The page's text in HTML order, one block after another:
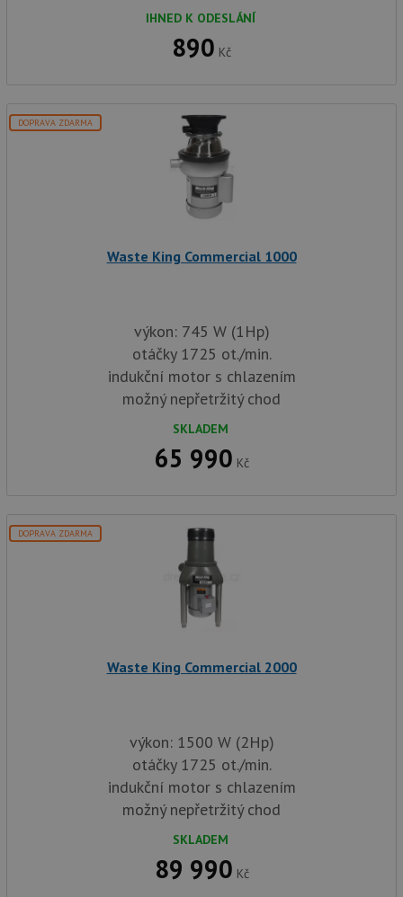
IHNED K ODESLÁNÍ
890 Kč
DOPRAVA ZDARMA
Waste King Commercial 1000
výkon: 745 W (1Hp)
otáčky 1725 ot./min.
indukční motor s chlazením
možný nepřetržitý chod
SKLADEM
65 990 Kč
DOPRAVA ZDARMA
Waste King Commercial 2000
výkon: 1500 W (2Hp)
otáčky 1725 ot./min.
indukční motor s chlazením
možný nepřetržitý chod
SKLADEM
89 990 Kč